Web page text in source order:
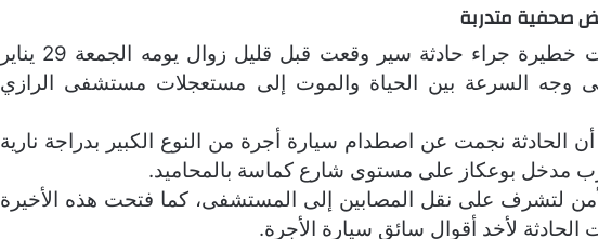
صحفية متدربة
أصيب شخصان إصابات خطيرة جراء حادثة سير وقعت قبل قليل زوال يومه الجمعة 29 يناير
وجه السرعة بين الحياة والموت إلى مستعجلات مستشفى الرازي
نجمت عن اصطدام سيارة أجرة من النوع الكبير بدراجة نارية
مدخل بوعكاز على مستوى شارع كماسة بالمحاميد.
لتشرف على نقل المصابين إلى المستشفى، كما فتحت هذه الأخيرة
لأخد أقوال سائق سيارة الأجرة.